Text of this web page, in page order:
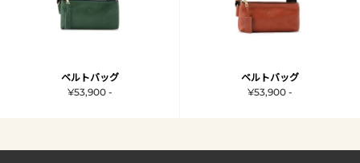
ベルトバッグ
¥53,900 -
ベルトバッグ
¥53,900 -